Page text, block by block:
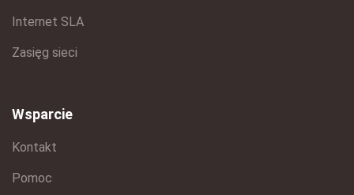
Internet SLA
Zasięg sieci
Wsparcie
Kontakt
Pomoc